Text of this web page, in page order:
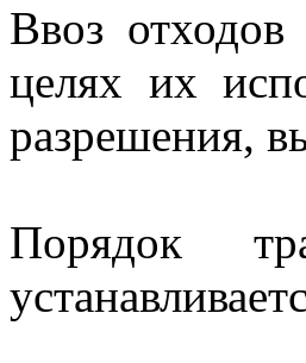
Ввоз
целях их
разрешения,
Порядок